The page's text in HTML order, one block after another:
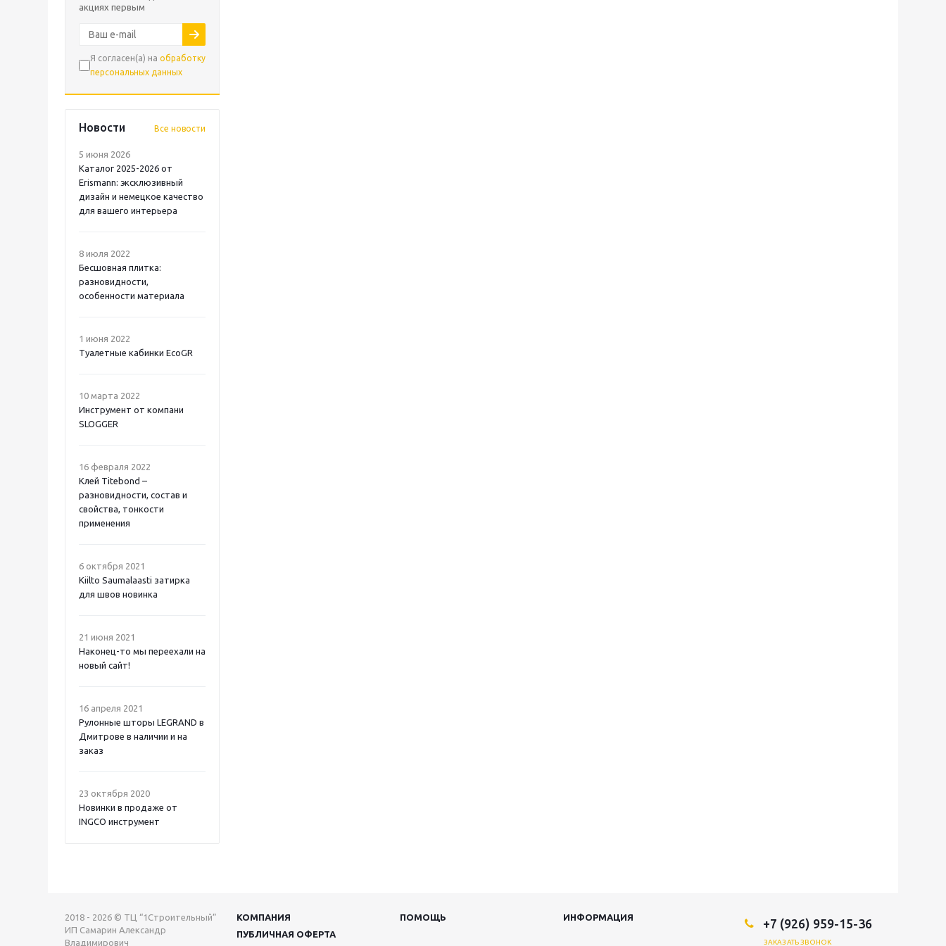
акциях первым
Я согласен(а) на обработку
персональных данных
Новости Все новости
5 июня 2026
Каталог 2025-2026 от
Erismann: эксклюзивный
дизайн и немецкое качество
для вашего интерьера
8 июля 2022
Бесшовная плитка:
разновидности,
особенности материала
1 июня 2022
Туалетные кабинки EcoGR
10 марта 2022
Инструмент от компани
SLOGGER
16 февраля 2022
Клей Titebond –
разновидности, состав и
свойства, тонкости
применения
6 октября 2021
Kiilto Saumalaasti затирка
для швов новинка
21 июня 2021
Наконец-то мы переехали на
новый сайт!
16 апреля 2021
Рулонные шторы LEGRAND в
Дмитрове в наличии и на
заказ
23 октября 2020
Новинки в продаже от
INGCO инструмент
2018 - 2026 © ТЦ “1Строительный”
ИП Самарин Александр
Владимирович
КОМПАНИЯ ПОМОЩЬ
ИНФОРМАЦИЯ
ПУБЛИЧНАЯ ОФЕРТА
+7 (926) 959-15-36
ЗАКАЗАТЬ ЗВОНОК